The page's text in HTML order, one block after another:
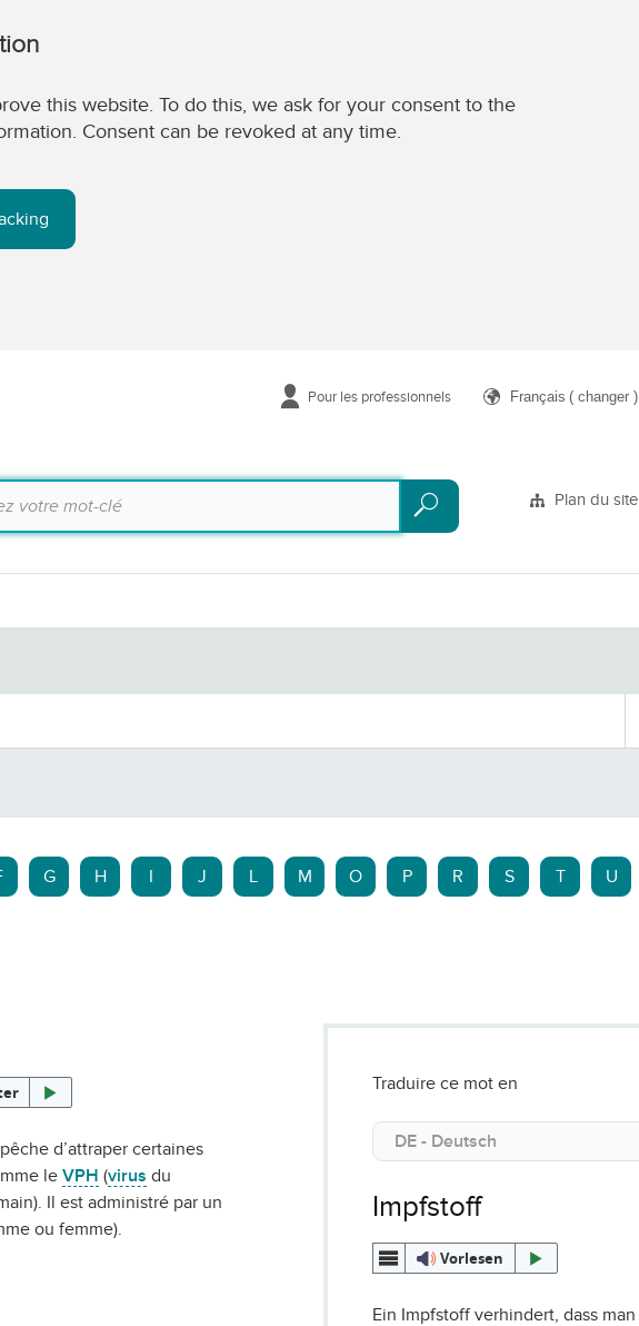
this website. To do this, we ask for your consent to the
Consent can be revoked at any time.
Pour les professionnels Français ( changer )
Rechercher
Rechercher
Plan du site
G H I J L M O P R S T U
d’attraper certaines
le VPH (virus du
Il est administré par un
ou femme).
Traduire ce mot en
Impfstoff
Vorlesen
Ein Impfstoff verhindert, dass man